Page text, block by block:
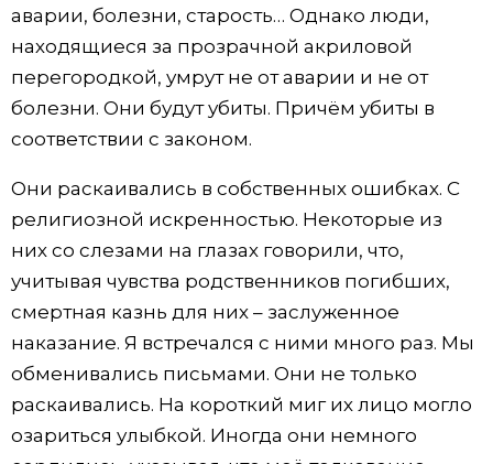
аварии, болезни, старость… Однако люди,
находящиеся за прозрачной акриловой
перегородкой, умрут не от аварии и не от
болезни. Они будут убиты. Причём убиты в
соответствии с законом.
Они раскаивались в собственных ошибках. С
религиозной искренностью. Некоторые из
них со слезами на глазах говорили, что,
учитывая чувства родственников погибших,
смертная казнь для них – заслуженное
наказание. Я встречался с ними много раз. Мы
обменивались письмами. Они не только
раскаивались. На короткий миг их лицо могло
озариться улыбкой. Иногда они немного